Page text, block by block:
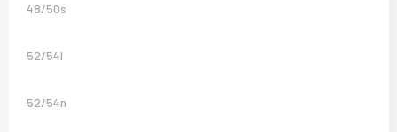
48/50s
52/54l
52/54n